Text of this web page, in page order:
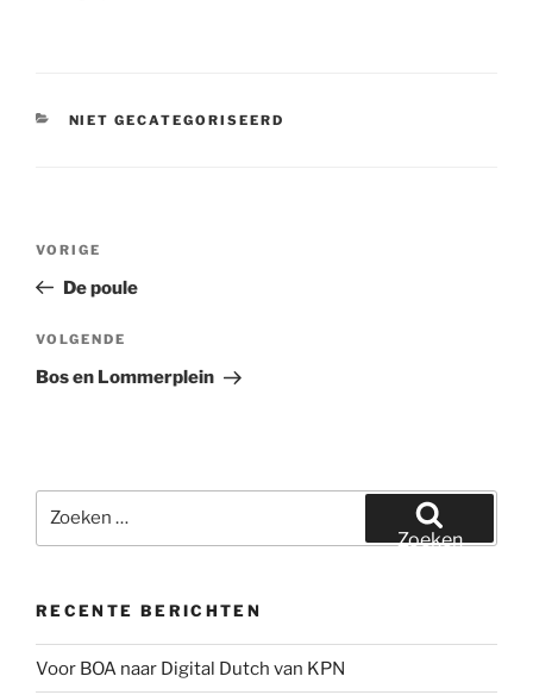
CATEGORIEËN
NIET GECATEGORISEERD
Vorig
bericht
VORIGE
De poule
Volgend
bericht
VOLGENDE
Bos en Lommerplein
naar:
Zoeken
RECENTE BERICHTEN
Voor BOA naar Digital Dutch van KPN